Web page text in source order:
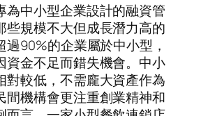
為中小型企業設計的融資管
些規模不大但成長潛力高的
過90%的企業屬於中小型，
資金不足而錯失機會。中小
對較低，不需龐大資產作為
間機構會更注重創業精神和